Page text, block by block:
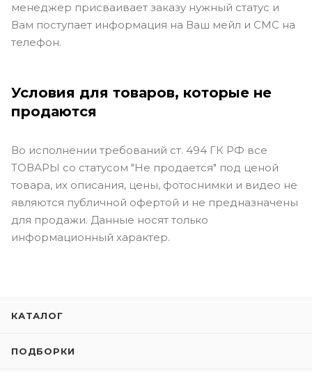
менеджер присваивает заказу нужный статус и
Вам поступает информация на Ваш мейл и СМС на
телефон.
Условия для товаров, которые не
продаются
Во исполнении требований ст. 494 ГК РФ все
ТОВАРЫ со статусом "Не продается" под ценой
товара, их описания, цены, фотоснимки и видео не
являются публичной офертой и не предназначены
для продажи. Данные носят только
информационный характер.
КАТАЛОГ
ПОДБОРКИ